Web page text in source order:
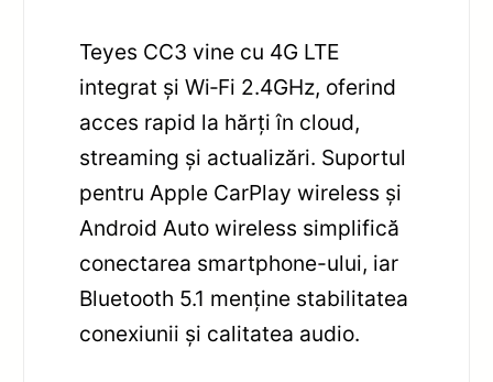
Teyes CC3 vine cu 4G LTE
integrat și Wi‑Fi 2.4GHz, oferind
acces rapid la hărți în cloud,
streaming și actualizări. Suportul
pentru Apple CarPlay wireless și
Android Auto wireless simplifică
conectarea smartphone-ului, iar
Bluetooth 5.1 menține stabilitatea
conexiunii și calitatea audio.